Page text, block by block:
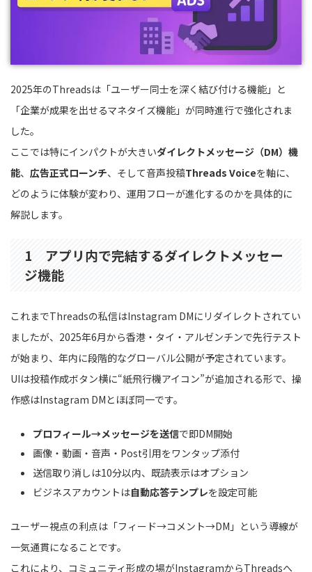
2025年のThreadsは「ユーザー同士を深く結び付ける機能」と
「企業が成果を出せるマネタイズ機能」が同時進行で強化されま
した。
ここでは特にインパクトが大きいダイレクトメッセージ（DM）機
能、 広告正式ローンチ、そして音声投稿Threads Voiceを軸に、
どのように体験が変わり、運用フローが進化するのかを具体的に
解説します。
1 アプリ内で完結するダイレクトメッセー
ジ機能
これまでThreadsの私信はInstagram DMにリダイレクトされてい
ましたが、2025年6月から香港・タイ・アルゼンチンで先行テスト
が始まり、年内に段階的なグローバル公開が予定されています。
UIは投稿作成ボタン横に“紙飛行機アイコン”が追加される形で、操
作感はInstagram DMとほぼ同一です。
プロフィール→メッセージを送信で即DM開始
画像・動画・音声・Post引用をワンタップ添付
送信取り消しは10分以内、既読表示はオプション
ビジネスアカウントは自動応答テンプレを設定可能
ユーザー視点の利点は「フィード→コメント→DM」という導線が
一気通貫になることです。
これにより、コミュニティ形成の場がInstagramからThreadsへ